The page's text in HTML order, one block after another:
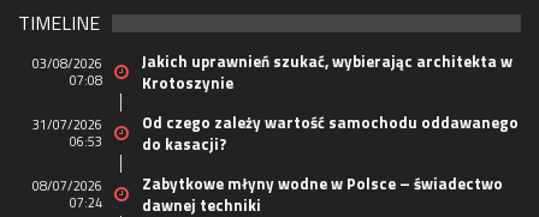
TIMELINE
03/08/2026
07:08
Jakich uprawnień szukać, wybierając architekta w
Krotoszynie
31/07/2026
06:53
Od czego zależy wartość samochodu oddawanego
do kasacji?
08/07/2026
07:24
Zabytkowe młyny wodne w Polsce – świadectwo
dawnej techniki